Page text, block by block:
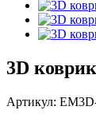
3D
Артикул: